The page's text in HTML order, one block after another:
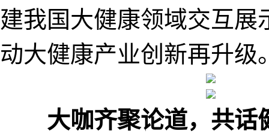
建我国大健康领域交互展
动大健康产业创新再升级
大咖齐聚论道，共话